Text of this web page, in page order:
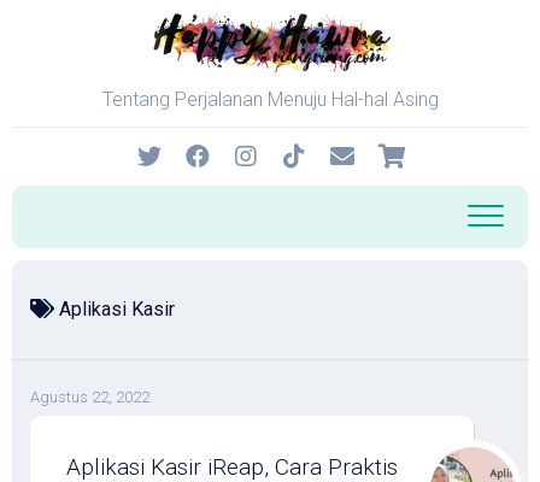
Tentang Perjalanan Menuju Hal-hal Asing
Aplikasi Kasir
Agustus 22, 2022
Aplikasi Kasir iReap, Cara Praktis